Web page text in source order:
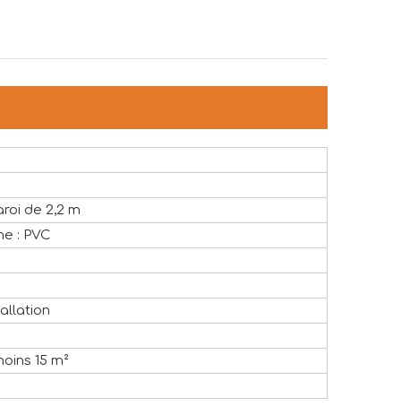
de 2,2 m
: PVC
15 m²